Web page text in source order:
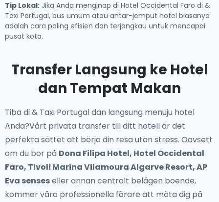
Tip Lokal: Jika Anda menginap di Hotel Occidental Faro di &
Taxi Portugal, bus umum atau antar-jemput hotel biasanya
adalah cara paling efisien dan terjangkau untuk mencapai
pusat kota.
Transfer Langsung ke Hotel
dan Tempat Makan
Tiba di & Taxi Portugal dan langsung menuju hotel
Anda?Vårt privata transfer till ditt hotellär det
perfekta sättet att börja din resa utan stress. Oavsett
om du bor på Dona Filipa Hotel, Hotel Occidental
Faro, Tivoli Marina Vilamoura Algarve Resort, AP
Eva senseseller annan centralt belägen boende,
kommer våra professionella förare att möta dig på